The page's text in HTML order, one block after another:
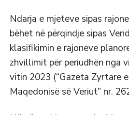
Ndarja e mjeteve sipas
bëhet në përqindje sipas
klasifikimin e rajoneve
zhvillimit për periudhën nga
vitin 2023 (“Gazeta Zyrtare
Maqedonisë së Veriut” nr.